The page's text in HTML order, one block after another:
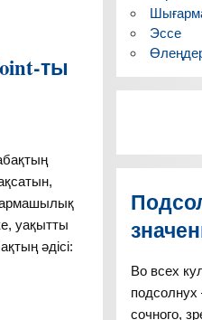
ты
уақытты
әдісі:
Эссе
Во всех
подсолнух
сочного,